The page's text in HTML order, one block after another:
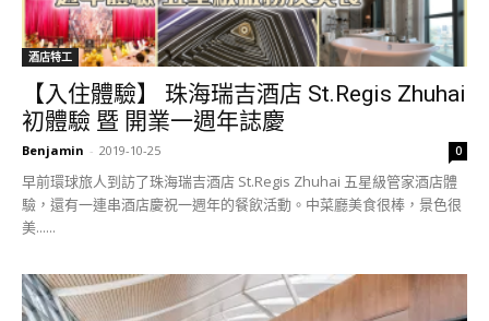
酒店特工
【入住體驗】 珠海瑞吉酒店 St.Regis Zhuhai
初體驗 暨 開業一週年誌慶
Benjamin - 2019-10-25 0
早前環球旅人到訪了珠海瑞吉酒店 St.Regis Zhuhai 五星級管家酒店體
驗，還有一連串酒店慶祝一週年的餐飲活動。中菜廳美食很棒，景色很
美......